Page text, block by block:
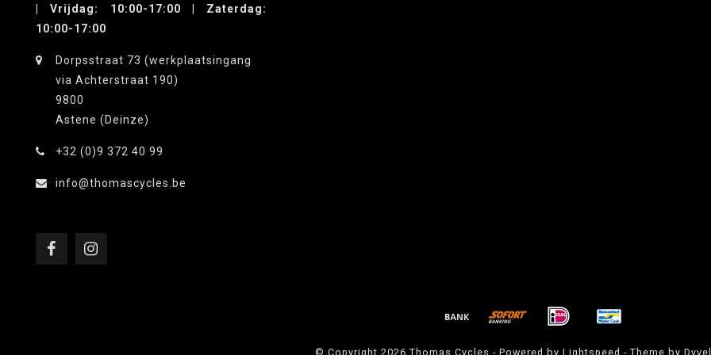
| Vrijdag: 10:00-17:00 | Zaterdag:
10:00-17:00
Dorpsstraat 73 (werkplaatsingang
via Achterstraat 190)
9800
Astene (Deinze)
+32 (0)9 372 40 99
info@thomascycles.be
© Copyright 2026 Thomas Cycles - Powered by Lightspeed - Theme by